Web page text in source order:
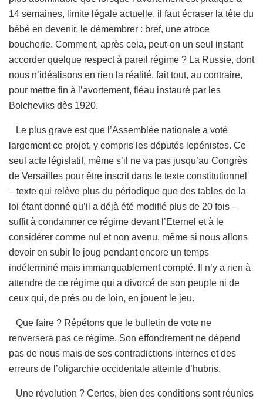
14 semaines, limite légale actuelle, il faut écraser la tête du
bébé en devenir, le démembrer : bref, une atroce
boucherie. Comment, après cela, peut-on un seul instant
accorder quelque respect à pareil régime ? La Russie, dont
nous n’idéalisons en rien la réalité, fait tout, au contraire,
pour mettre fin à l’avortement, fléau instauré par les
Bolcheviks dès 1920.
Le plus grave est que l’Assemblée nationale a voté
largement ce projet, y compris les députés lepénistes. Ce
seul acte législatif, même s’il ne va pas jusqu’au Congrès
de Versailles pour être inscrit dans le texte constitutionnel
– texte qui relève plus du périodique que des tables de la
loi étant donné qu’il a déjà été modifié plus de 20 fois –
suffit à condamner ce régime devant l’Eternel et à le
considérer comme nul et non avenu, même si nous allons
devoir en subir le joug pendant encore un temps
indéterminé mais immanquablement compté. Il n’y a rien à
attendre de ce régime qui a divorcé de son peuple ni de
ceux qui, de près ou de loin, en jouent le jeu.
Que faire ? Répétons que le bulletin de vote ne
renversera pas ce régime. Son effondrement ne dépend
pas de nous mais de ses contradictions internes et des
erreurs de l’oligarchie occidentale atteinte d’hubris.
Une révolution ? Certes, bien des conditions sont réunies